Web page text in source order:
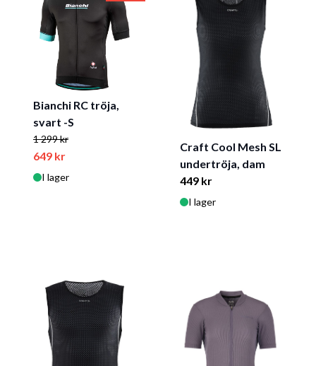
Bianchi RC tröja,
svart -S
1 299 kr
649 kr
I lager
Craft Cool Mesh SL
undertröja, dam
449 kr
I lager